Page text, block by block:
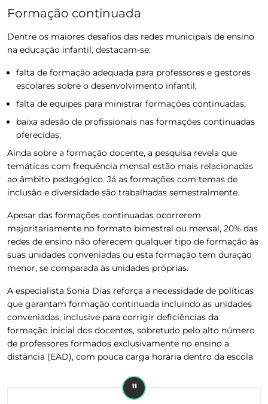
Formação continuada
Dentre os maiores desafios das redes municipais de ensino
na educação infantil, destacam-se:
falta de formação adequada para professores e gestores
escolares sobre o desenvolvimento infantil;
falta de equipes para ministrar formações continuadas;
baixa adesão de profissionais nas formações continuadas
oferecidas;
Ainda sobre a formação docente, a pesquisa revela que
temáticas com frequência mensal estão mais relacionadas
ao âmbito pedagógico. Já as formações com temas de
inclusão e diversidade são trabalhadas semestralmente.
Apesar das formações continuadas ocorrerem
majoritariamente no formato bimestral ou mensal, 20% das
redes de ensino não oferecem qualquer tipo de formação às
suas unidades conveniadas ou esta formação tem duração
menor, se comparada às unidades próprias.
A especialista Sonia Dias reforça a necessidade de políticas
que garantam formação continuada incluindo as unidades
conveniadas, inclusive para corrigir deficiências da
formação inicial dos docentes, sobretudo pelo alto número
de professores formados exclusivamente no ensino a
distância (EAD), com pouca carga horária dentro da escola